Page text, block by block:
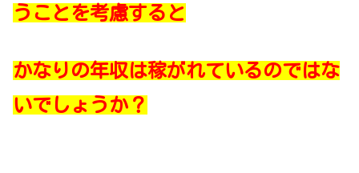
うことを考慮すると
かなりの年収は稼がれているのではな
いでしょうか？